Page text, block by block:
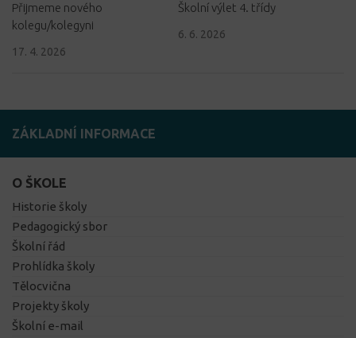
Přijmeme nového
kolegu/kolegyni
17. 4. 2026
Školní výlet 4. třídy
6. 6. 2026
ZÁKLADNÍ INFORMACE
O ŠKOLE
Historie školy
Pedagogický sbor
Školní řád
Prohlídka školy
Tělocvična
Projekty školy
Školní e-mail